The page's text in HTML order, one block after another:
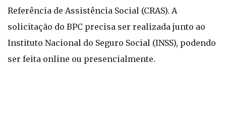
Referência de Assistência Social (CRAS). A
solicitação do BPC precisa ser realizada junto ao
Instituto Nacional do Seguro Social (INSS), podendo
ser feita online ou presencialmente.